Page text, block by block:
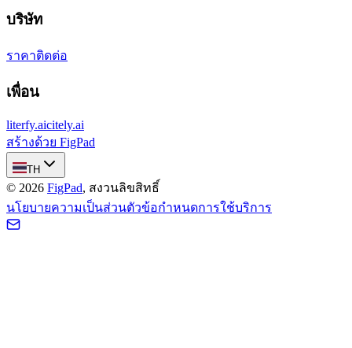
บริษัท
ราคาติดต่อ
เพื่อน
literfy.aicitely.ai
สร้างด้วย FigPad
TH
© 2026 FigPad, สงวนลิขสิทธิ์
นโยบายความเป็นส่วนตัวข้อกำหนดการใช้บริการ